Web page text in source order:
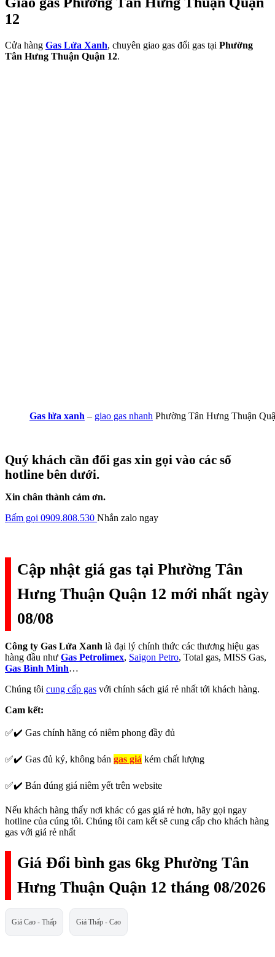
12
Cửa hàng Gas Lửa Xanh, chuyên giao gas đổi gas tại Phường
Tân Hưng Thuận Quận 12.
Gas lửa xanh – giao gas nhanh Phường Tân Hưng Thuận
Quý khách cần đổi gas xin gọi vào các số
hotline bên dưới.
Xin chân thành cảm ơn.
Bấm gọi 0909.808.530 Nhắn zalo ngay
Cập nhật giá gas tại Phường Tân
Hưng Thuận Quận 12 mới nhất ngày
08/08
Công ty Gas Lửa Xanh là đại lý chính thức các thương hiệu gas
hàng đầu như Gas Petrolimex, Saigon Petro, Total gas, MISS Gas,
Gas Bình Minh…
Chúng tôi cung cấp gas với chính sách giá rẻ nhất tới khách hàng.
Cam kết:
✅✔️ Gas chính hãng có niêm phong đầy đủ
✅✔️ Gas đủ ký, không bán gas giả kém chất lượng
✅✔️ Bán đúng giá niêm yết trên website
Nếu khách hàng thấy nơi khác có gas giá rẻ hơn, hãy gọi ngay
hotline của cúng tôi. Chúng tôi cam kết sẽ cung cấp cho khách hàng
gas với giá rẻ nhất
Giá Đổi bình gas 6kg Phường Tân
Hưng Thuận Quận 12 tháng 08/2026
Giá Cao - Thấp Giá Thấp - Cao